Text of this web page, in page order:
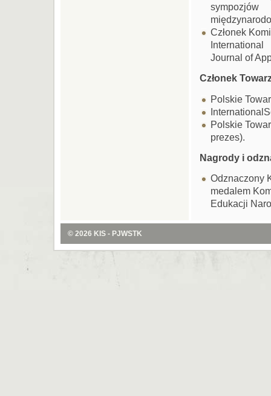
sympozjów
Członek
International
Journal of
Członek
Polskie
Polskie
prezes).
Nagrody i
Odznaczony
medalem
Edukacji
© 2026 KIS - PJWSTK